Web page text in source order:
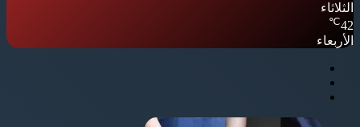
الثلاثاء
42
℃
الأربعاء